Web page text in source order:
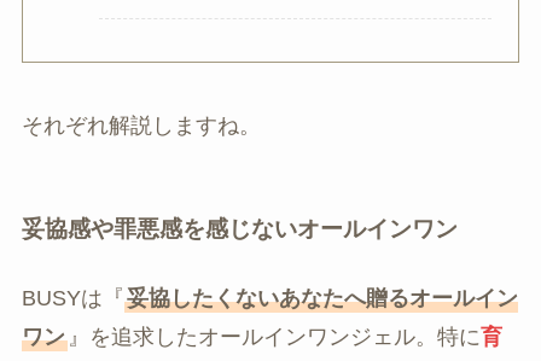
それぞれ解説しますね。
妥協感や罪悪感を感じないオールインワン
BUSYは『妥協したくないあなたへ贈るオールイン
ワン』を追求したオールインワンジェル。特に育